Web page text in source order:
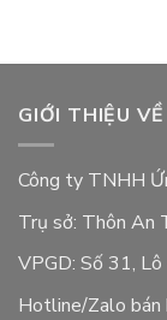
GIỚI THIỆU
Công ty TNHH
Trụ sở: Thôn An
VPGD: Số 31,
Hotline/Zalo